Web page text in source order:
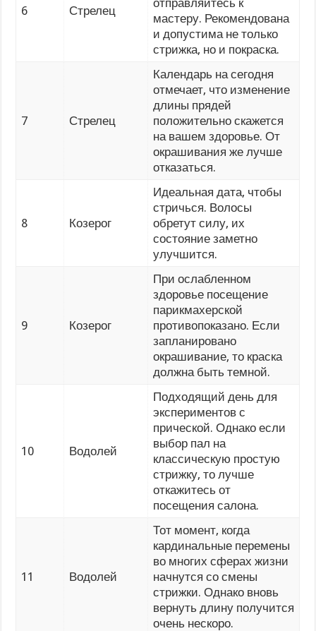
6 Стрелец
мастеру. Рекомендована
и допустима не только
стрижка, но и покраска.
7 Стрелец
Календарь на сегодня
отмечает, что изменение
длины прядей
положительно скажется
на вашем здоровье. От
окрашивания же лучше
отказаться.
8 Козерог
Идеальная дата, чтобы
стричься. Волосы
обретут силу, их
состояние заметно
улучшится.
9 Козерог
При ослабленном
здоровье посещение
парикмахерской
противопоказано. Если
запланировано
окрашивание, то краска
должна быть темной.
10 Водолей
Подходящий день для
экспериментов с
прической. Однако если
выбор пал на
классическую простую
стрижку, то лучше
откажитесь от
посещения салона.
11 Водолей
Тот момент, когда
кардинальные перемены
во многих сферах жизни
начнутся со смены
стрижки. Однако вновь
вернуть длину получится
очень нескоро.